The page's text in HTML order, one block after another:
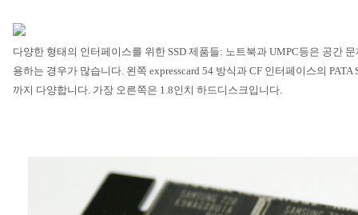
다양한 형태의 인터페이스를 위한 SSD 제품들: 노트북과 UMPC등은 공간
용하는 경우가 많습니다. 왼쪽 expresscard 54 방식과 CF 인터페이스의 PATA
까지 다양합니다. 가장 오른쪽은 1.8인치 하드디스크입니다.